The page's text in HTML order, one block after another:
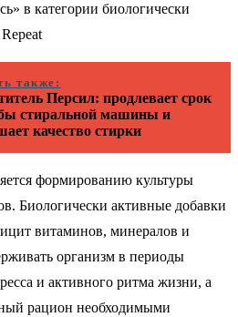
в категории биологически
также:
Персил: продлевает срок
стиральной машины и
качество стирки
формированию культуры
Биологически активные добавки
витаминов, минералов и
организм в периоды
и активного ритма жизни, а
рацион необходимыми